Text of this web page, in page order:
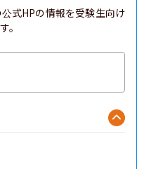
式HPの情報を受験生向け
。